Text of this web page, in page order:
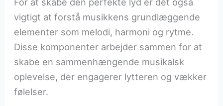
vigtigt at forstå musikkens grundlæggende
elementer som melodi, harmoni og rytme.
Disse komponenter arbejder sammen for at
skabe en sammenhængende musikalsk
oplevelse, der engagerer lytteren og vækker
følelser.